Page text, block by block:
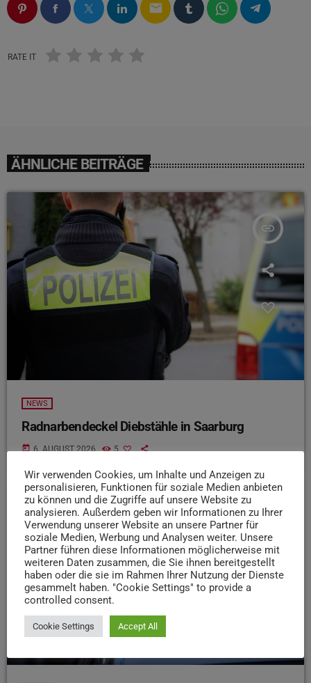
email
RATE IT
ÄHNLICHE BEITRÄGE
insert_link
NEWS
Radnarbendeckel Diebstähle in Saarburg
today 6. AUGUST 2026 5
insert_link
Wir verwenden Cookies, um Inhalte und Anzeigen zu
personalisieren, Funktionen für soziale Medien anbieten
zu können und die Zugriffe auf unsere Website zu
analysieren. Außerdem geben wir Informationen zu Ihrer
Verwendung unserer Website an unsere Partner für
soziale Medien, Werbung und Analysen weiter. Unsere
Partner führen diese Informationen möglicherweise mit
weiteren Daten zusammen, die Sie ihnen bereitgestellt
haben oder die sie im Rahmen Ihrer Nutzung der Dienste
gesammelt haben. "Cookie Settings" to provide a
controlled consent.
Cookie Settings Accept All